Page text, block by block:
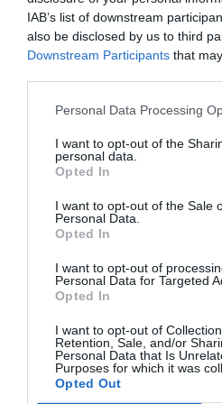
IAB’s list of downstream
also be disclosed by us to third
Downstream Participants that
Personal Data Processing
I want to opt-out of the
personal data.
Opted In
I want to opt-out of the Sale
Personal Data.
Opted In
I want to opt-out of
Personal Data for Targeted
Opted In
I want to opt-out of
Retention, Sale, and/or
Personal Data that Is
Purposes for which it was
Opted Out
També l'Hospital General
deu 23.805.835,59 euros.
Per altra banda, destaquen
98,3 milions d'euros; Aifos
Promociones
Organización impulsora de
milions d'euros; Obras
d'euros; Promaga, 71,5
2001, 67 milions d'euros;
milions d'euros; i Suelos